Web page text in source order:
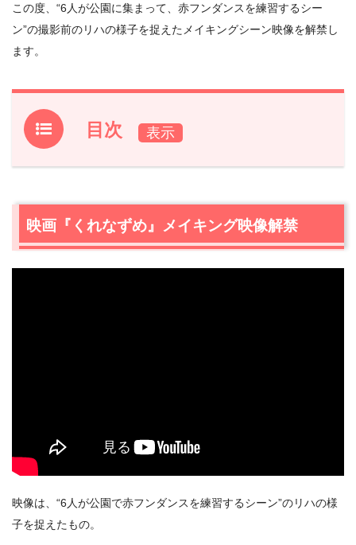
この度、“6人が公園に集まって、赤フンダンスを練習するシー
ン”の撮影前のリハの様子を捉えたメイキングシーン映像を解禁し
ます。
目次
1.映画『くれなずめ』メイキング映像解禁
3.映画『くれなずめ』作品情報
3.1あらすじ
映画『くれなずめ』メイキング映像解禁
映像は、“6⼈が公園で⾚フンダンスを練習するシーン”のリハの様
⼦を捉えたもの。